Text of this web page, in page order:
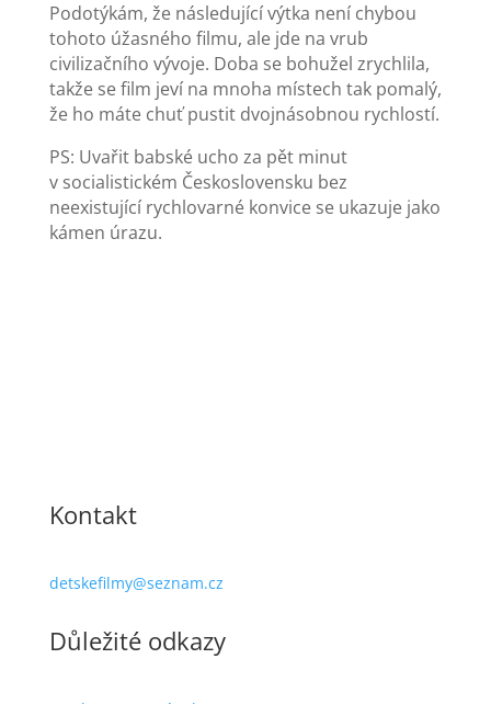
Podotýkám, že následující výtka není chybou
tohoto úžasného filmu, ale jde na vrub
civilizačního vývoje. Doba se bohužel zrychlila,
takže se film jeví na mnoha místech tak pomalý,
že ho máte chuť pustit dvojnásobnou rychlostí.
PS: Uvařit babské ucho za pět minut
v socialistickém Československu bez
neexistující rychlovarné konvice se ukazuje jako
kámen úrazu.
Kontakt
detskefilmy@seznam.cz
Důležité odkazy